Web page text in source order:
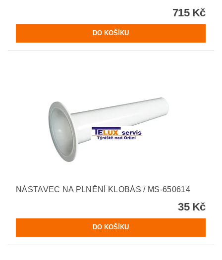
715 Kč
NÁSTAVEC NA PLNĚNÍ KLOBÁS / MS-650614
35 Kč